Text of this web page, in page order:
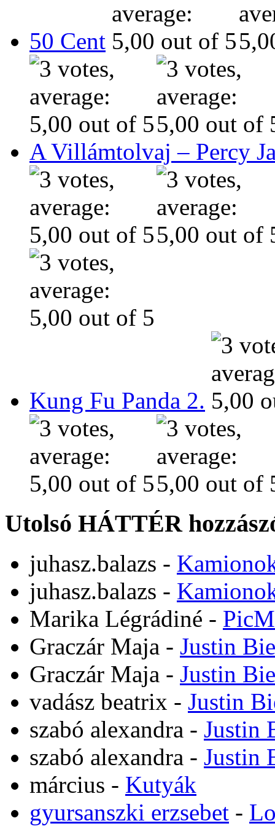
50 Cent
A Villámtolvaj – Percy
Kung Fu Panda 2.
Utolsó HÁTTÉR
juhasz.balazs -
juhasz.balazs -
Marika Légrádiné -
Graczár Maja - Justin
Graczár Maja - Justin
vadász beatrix - Justin
szabó alexandra - Justin
szabó alexandra - Justin
március - Kutyák
gyursanszki erzsebet -